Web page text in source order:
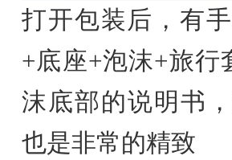
打开包装后，有
+底座+泡沫+旅行
沫底部的说明书
也是非常的精致